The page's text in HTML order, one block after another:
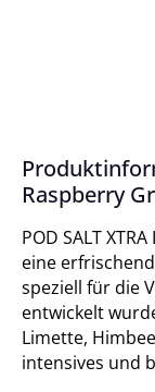
Raspberry
POD SALT
eine
speziell für die
entwickelt
Limette,
intensives und